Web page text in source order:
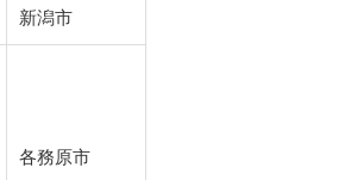
新潟市
各務原市